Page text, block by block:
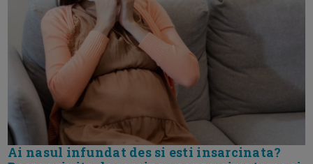
Ai nasul infundat des si esti insarcinata?